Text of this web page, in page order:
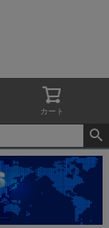
カート